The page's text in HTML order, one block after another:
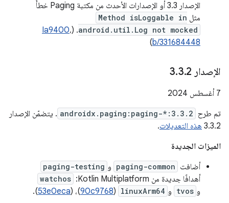
الإصدار 3.3 أو الإصدارات الأحدث من مكتبة Paging خطأً
مثل Method isLoggable in
android.util.Log not mocked
. (
Ia9400،
b/331684448
)
الإصدار 3 .3.2
‫7 أغسطس 2024
تم طرح androidx.paging:paging-*:3.3.2 . يتضمّن الإصدار
3.3.2 هذه التعديلات.
الميزات الجديدة
أضافت paging-common و paging-testing
أهدافًا جديدة من Kotlin Multiplatform: watchos
و tvos و linuxArm64
(
90c9768)، (53e0eca
).